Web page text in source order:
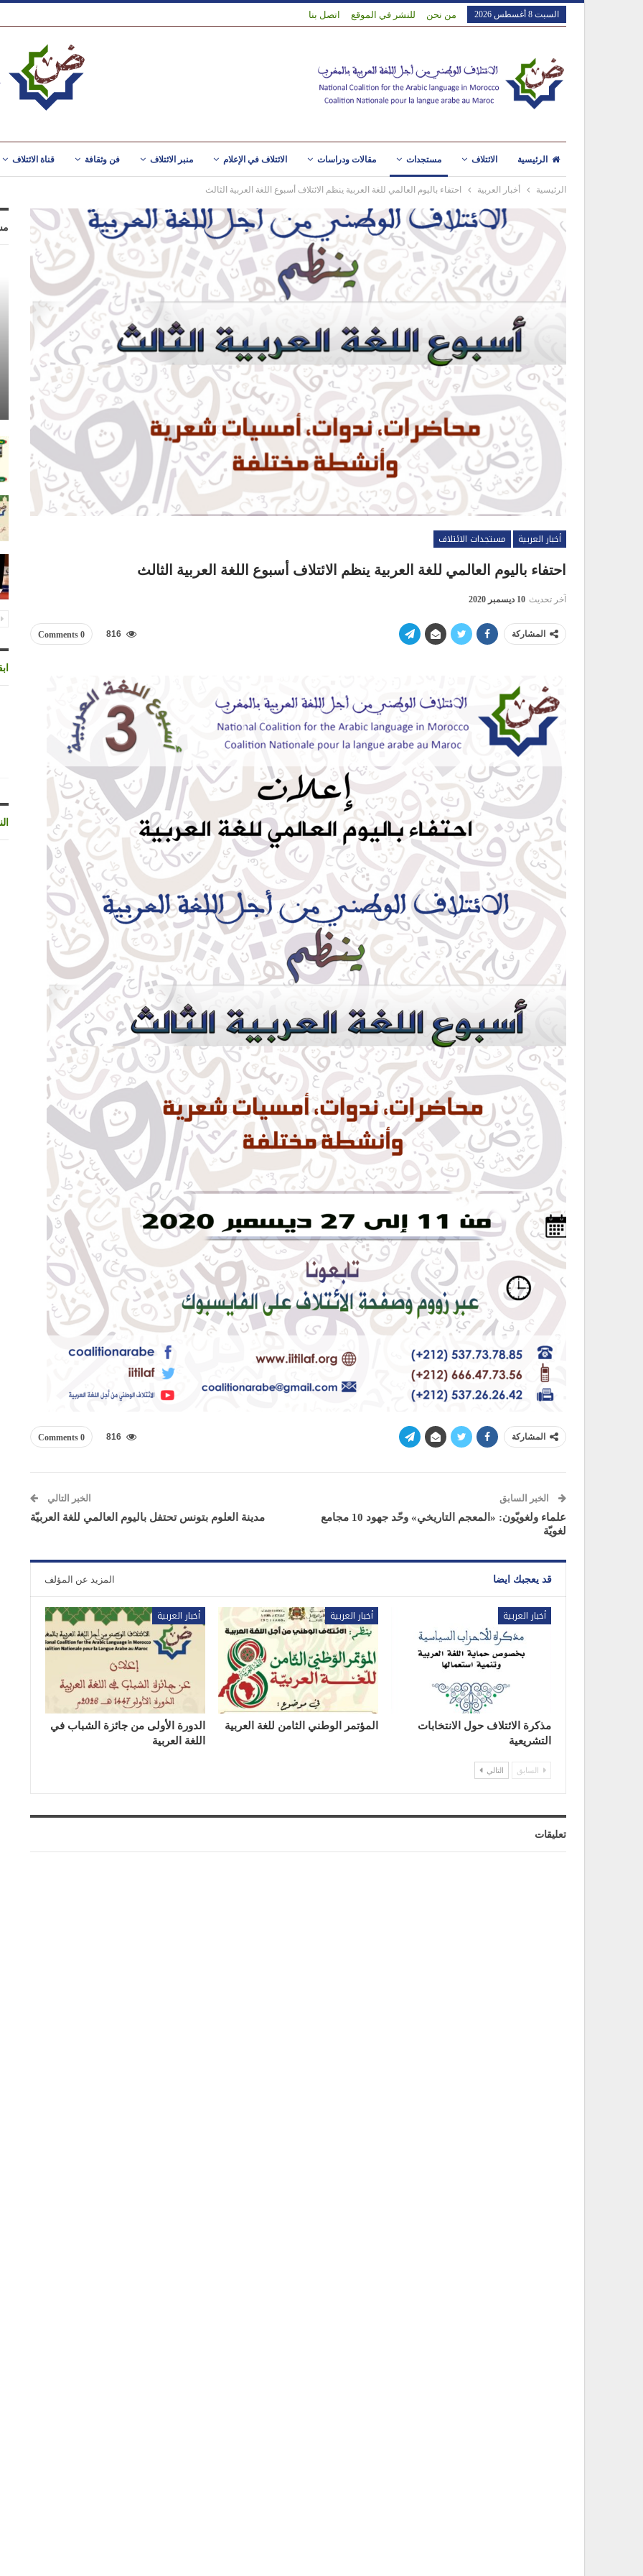
السبت 8 أغسطس 2026 من نحن للنشر في الموقع اتصل بنا
الرئيسية الائتلاف مستجدات مقالات ودراسات الائتلاف في الإعلام منبر الائتلاف فن وثقافة قناة الائتلاف
الرئيسية أخبار العربية احتفاء باليوم العالمي للغة العربية ينظم الائتلاف أسبوع اللغة العربية الثالث
أخبار العربية
مستجدات الائتلاف
احتفاء باليوم العالمي للغة العربية ينظم الائتلاف أسبوع اللغة العربية الثالث
آخر تحديث 10 ديسمبر 2020
المشاركة 0 Comments 816
المشاركة 0 Comments 816
الخبر السابق
علماء ولغويّون: «المعجم التاريخي» وحّد جهود 10 مجامع
لغويّة
الخبر التالي
مدينة العلوم بتونس تحتفل باليوم العالمي للغة العربيّة
قد يعجبك ايضا المزيد عن المؤلف
أخبار العربية
مذكرة الائتلاف حول الانتخابات
التشريعية
أخبار العربية
المؤتمر الوطني الثامن للغة العربية
أخبار العربية
الدورة الأولى من جائزة الشباب في
اللغة العربية
السابق التالي
تعليقات